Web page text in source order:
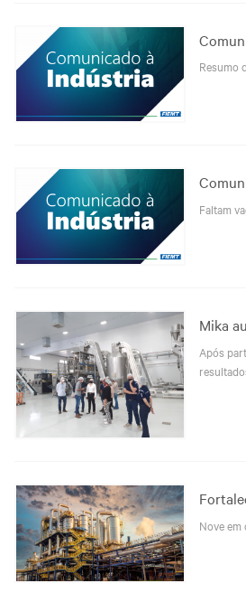
Resumo
Faltam
Mika
Após
Nove